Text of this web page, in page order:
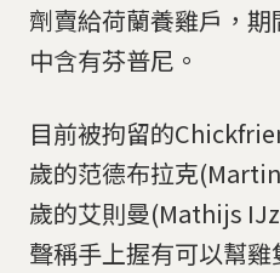
劑賣給荷蘭養雞戶，
中含有芬普尼。
目前被拘留的
歲的范德布拉克
歲的艾則曼(Mathijs
聲稱手上握有可以幫